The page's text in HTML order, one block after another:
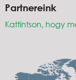
Partnereink
Kattintson, hogy